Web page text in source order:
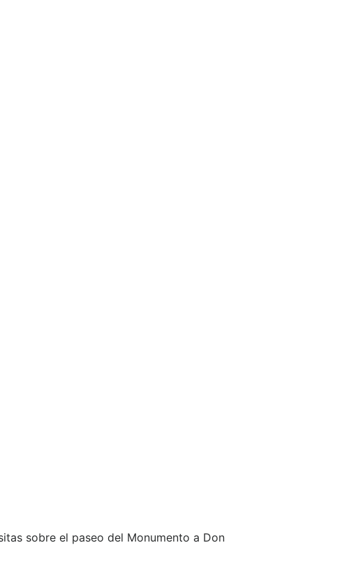
sobre el paseo del Monumento a Don